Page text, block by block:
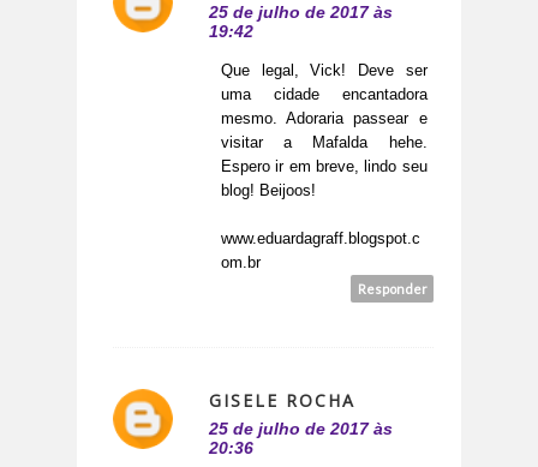
25 de julho de 2017 às
19:42
Que legal, Vick! Deve ser
uma cidade encantadora
mesmo. Adoraria passear e
visitar a Mafalda hehe.
Espero ir em breve, lindo seu
blog! Beijoos!
www.eduardagraff.blogspot.c
om.br
Responder
GISELE ROCHA
25 de julho de 2017 às
20:36